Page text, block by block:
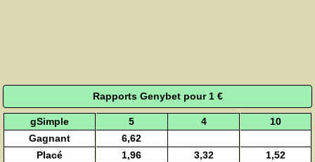
Rapports Genybet pour 1 €
gSimple 5 4
10
Gagnant
6,62
Placé
1,96 3,32 1,52